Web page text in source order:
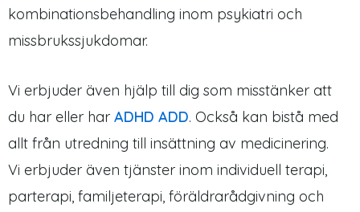
kombinationsbehandling inom psykiatri och
missbrukssjukdomar.
Vi erbjuder även hjälp till dig som misstänker att
du har eller har ADHD ADD. Också kan bistå med
allt från utredning till insättning av medicinering.
Vi erbjuder även tjänster inom individuell terapi,
parterapi, familjeterapi, föräldrarådgivning och